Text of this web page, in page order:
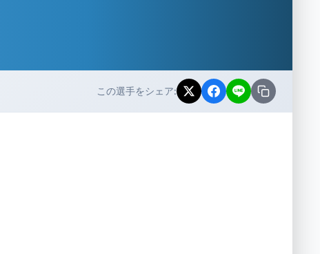
この選手をシェア: